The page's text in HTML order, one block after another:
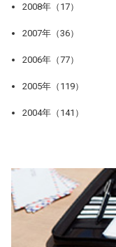
2008年（17）
2007年（36）
2006年（77）
2005年（119）
2004年（141）